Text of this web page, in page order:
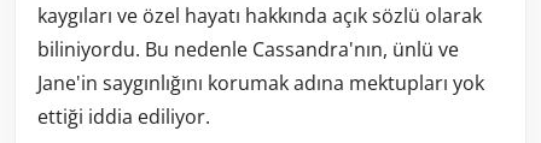
kaygıları ve özel hayatı hakkında açık sözlü olarak
biliniyordu. Bu nedenle Cassandra'nın, ünlü ve
Jane'in saygınlığını korumak adına mektupları yok
ettiği iddia ediliyor.